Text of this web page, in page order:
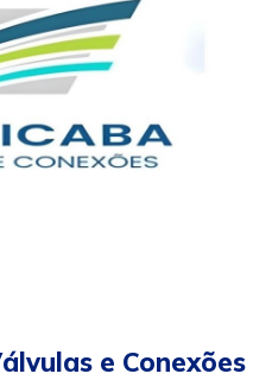
e Conexões